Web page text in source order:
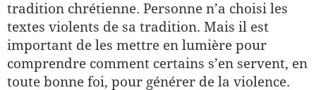
tradition chrétienne. Personne n’a choisi les
textes violents de sa tradition. Mais il est
important de les mettre en lumière pour
comprendre comment certains s’en servent, en
toute bonne foi, pour générer de la violence.